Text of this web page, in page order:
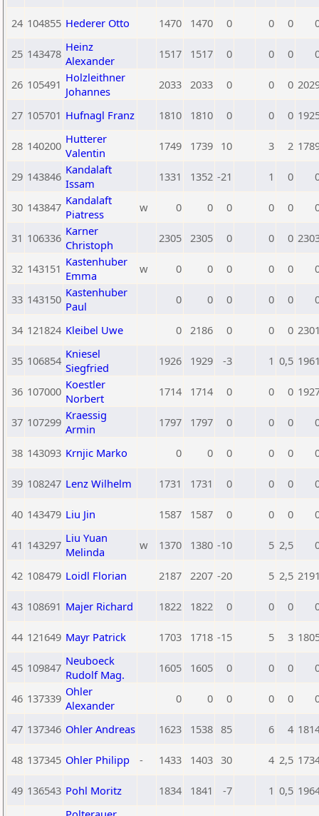
24 104855 Hederer Otto 1470 1470 0 0 0
25 143478 Heinz
Alexander
1517 1517 0 0 0
26 105491 Holzleithner
Johannes
2033 2033 0 0 0
27 105701 Hufnagl Franz 1810 1810 0 0 0
28 140200 Hutterer
Valentin
1749 1739 10 3 2
29 143846 Kandalaft
Issam
1331 1352 -21 1 0
30 143847 Kandalaft
Piatress
w 0 0 0 0 0
31 106336 Karner
Christoph
2305 2305 0 0 0
32 143151 Kastenhuber
Emma
w 0 0 0 0 0
33 143150 Kastenhuber
Paul
0 0 0 0 0
34 121824 Kleibel Uwe 0 2186 0 0 0
35 106854 Kniesel
Siegfried
1926 1929 -3 1 0,5
36 107000 Koestler
Norbert
1714 1714 0 0 0
37 107299 Kraessig
Armin
1797 1797 0 0 0
38 143093 Krnjic Marko 0 0 0 0 0
39 108247 Lenz Wilhelm 1731 1731 0 0 0
40 143479 Liu Jin 1587 1587 0 0 0
41 143297 Liu Yuan
Melinda
w 1370 1380 -10 5 2,5
42 108479 Loidl Florian 2187 2207 -20 5 2,5
43 108691 Majer Richard 1822 1822 0 0 0
44 121649 Mayr Patrick 1703 1718 -15 5 3
45 109847 Neuboeck
Rudolf Mag.
1605 1605 0 0 0
46 137339 Ohler
Alexander
0 0 0 0 0
47 137346 Ohler Andreas 1623 1538 85 6 4
48 137345 Ohler Philipp - 1433 1403 30 4 2,5
49 136543 Pohl Moritz 1834 1841 -7 1 0,5